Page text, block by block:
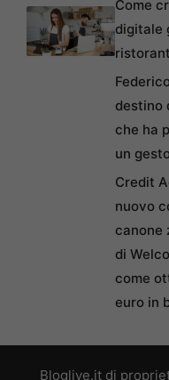
Come
digitale
destino
che ha
un
Credit
nuovo
canone
di
come
euro in
Bloglive.it di